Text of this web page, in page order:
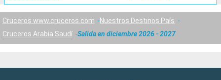
Cruceros www.cruceros.com
Nuestros Destinos País
Cruceros Arabia Saudí
Salida en diciembre 2026 - 2027